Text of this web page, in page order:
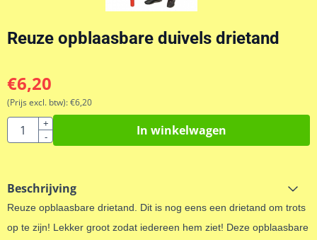
Reuze opblaasbare duivels drietand
€6,20
(Prijs excl. btw):€6,20
Aantal
+
-
In winkelwagen
Beschrijving
Reuze opblaasbare drietand. Dit is nog eens een drietand om trots
op te zijn! Lekker groot zodat iedereen hem ziet! Deze opblaasbare